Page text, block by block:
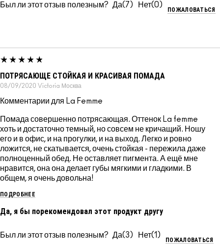
Был ли этот отзыв полезным? 7 0
ПОЖАЛОВАТЬСЯ
ПОТРЯСАЮЩЕ СТОЙКАЯ И КРАСИВАЯ ПОМАДА
08/09/2020 Victoria Москва
Комментарии для La Femme
Помада совершенно потрясающая. Оттенок La femme
хоть и достаточно темный, но совсем не кричащий. Ношу
его и в офис, и на прогулки, и на выход. Легко и ровно
ложится, не скатывается, очень стойкая - пережила даже
полноценный обед. Не оставляет пигмента. А ещё мне
нравится, она она делает губы мягкими и гладкими. В
общем, я очень довольна!
ПОДРОБНЕЕ
Да, я бы порекомендовал этот продукт другу
Был ли этот отзыв полезным? 3 1
ПОЖАЛОВАТЬСЯ